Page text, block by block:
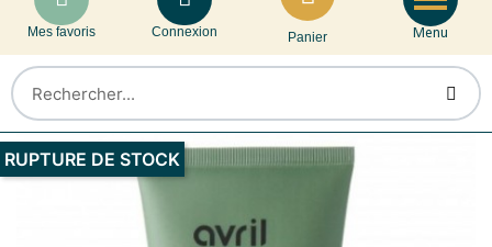
Mes favoris Connexion Panier Menu
RUPTURE DE STOCK